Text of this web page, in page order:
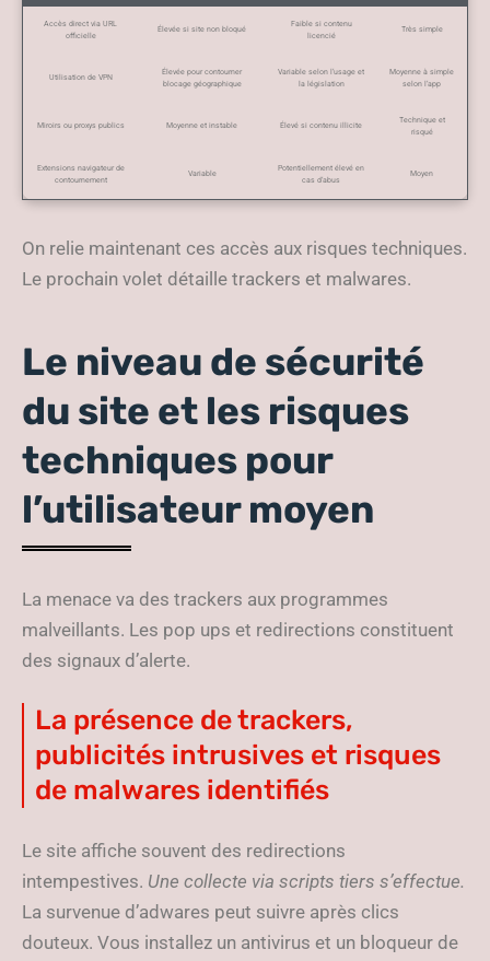
Accès direct via URL
officielle
Élevée si site non bloqué
Faible si contenu
licencié
Très simple
Utilisation de VPN
Élevée pour contourner
blocage géographique
Variable selon l’usage et
la législation
Moyenne à simple
selon l’app
Miroirs ou proxys publics Moyenne et instable Élevé si contenu illicite
Technique et
risqué
Extensions navigateur de
contournement
Variable
Potentiellement élevé en
cas d’abus
Moyen
On relie maintenant ces accès aux risques techniques.
Le prochain volet détaille trackers et malwares.
Le niveau de sécurité
du site et les risques
techniques pour
l’utilisateur moyen
La menace va des trackers aux programmes
malveillants. Les pop ups et redirections constituent
des signaux d’alerte.
La présence de trackers,
publicités intrusives et risques
de malwares identifiés
Le site affiche souvent des redirections
intempestives. Une collecte via scripts tiers s’effectue.
La survenue d’adwares peut suivre après clics
douteux. Vous installez un antivirus et un bloqueur de